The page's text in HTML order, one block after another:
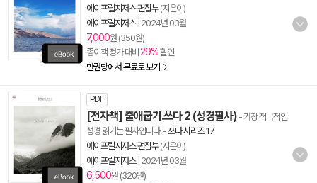
에이프릴지저스 편집부(지은이)
에이프릴지저스| 2024년 03월
7,000원 (350원)
종이책 정가 대비 29%할인
만권당에서 무료로 보기
PDF
[전자책] 출애굽기.쓰다 2 (성경필사) - 가장 적극적인
성경 읽기는 필사입니다!-쓰다 시리즈 17
에이프릴지저스 편집부(지은이)
에이프릴지저스| 2024년 03월
6,500원 (320원)